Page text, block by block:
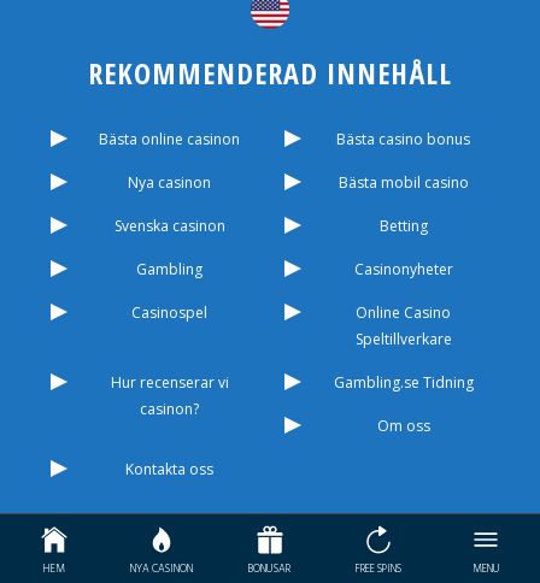
REKOMMENDERAD INNEHÅLL
Bästa online casinon Bästa casino bonus
Nya casinon Bästa mobil casino
Svenska casinon Betting
Gambling Casinonyheter
Casinospel
Online Casino
Speltillverkare
Hur recenserar vi
casinon?
Gambling.se Tidning
Om oss
Kontakta oss
Copyright Gambling.se © 2026 Alla rättigheter
HEM NYA CASINON BONUSAR FREE SPINS MENU